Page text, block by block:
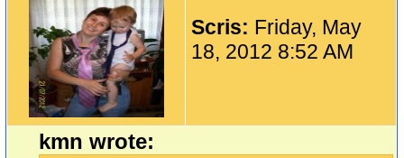
Scris: Friday, May
18, 2012 8:52 AM
kmn wrote: